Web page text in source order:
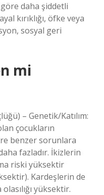
daha şiddetli
kırıklığı, öfke veya
sosyal geri
mi
– Genetik/Katılım:
çocukların
benzer sorunlara
fazladır. İkizlerin
riski yüksektir
Kardeşlerin de
yüksektir.